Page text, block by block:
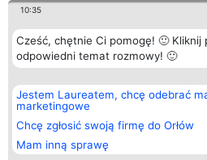
10:35
Cześć, chętnie Ci pomogę! 🙂 Kliknij
odpowiedni temat rozmowy! 🙂
Jestem Laureatem, chcę odebrać
marketingowe
Chcę zgłosić swoją firmę do Orłów
Mam inną sprawę
Organizator plebiscytu
Bright Side Solutions sp. z o.
o. sp. k.
ul. Ruska 22
Wrocław 50-079
KRS 0000749100 | Regon
381313360 | NIP 8943132676
Plebiscyt
Laureaci
wszystkich
Laureatów
Regulamin